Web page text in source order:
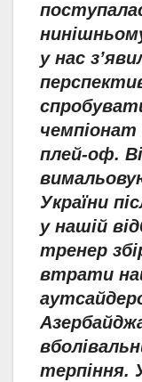
у нас
плей-оф.
України
у нашій
тренер
втрати
терпіння.